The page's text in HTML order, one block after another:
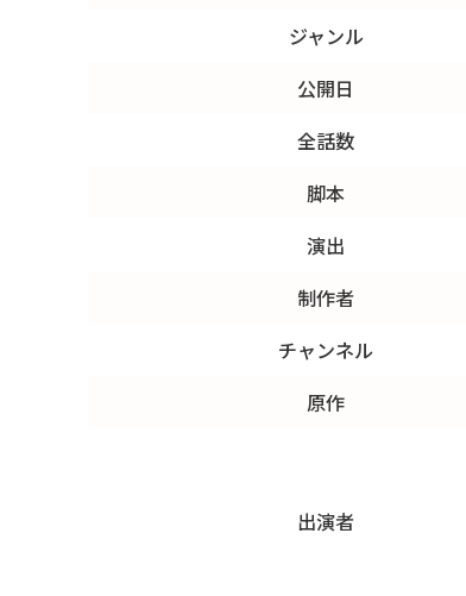
ジャンル
公開日
全話数
脚本
演出
制作者
チャンネル
原作
出演者